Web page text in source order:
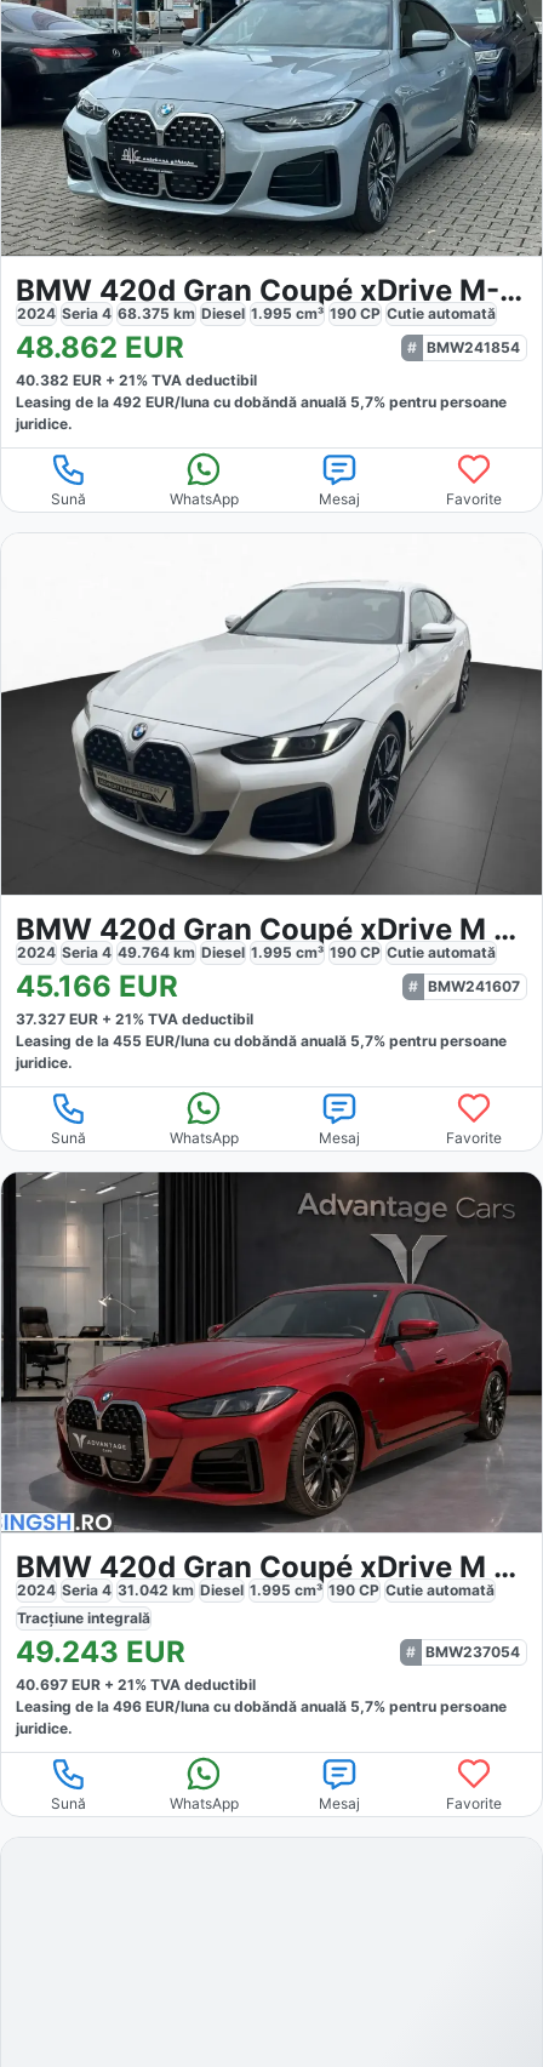
BMW 420d Gran Coupé xDrive M-Sport
2024 Seria 4 68.375 km Diesel 1.995 cm³ 190 CP Cutie automată
48.862 EUR
BMW241854
40.382 EUR + 21% TVA deductibil
Leasing de la 492 EUR/luna cu dobăndă anuală 5,7% pentru persoane
juridice.
Sună WhatsApp Mesaj Favorite
BMW 420d Gran Coupé xDrive M Sport
2024 Seria 4 49.764 km Diesel 1.995 cm³ 190 CP Cutie automată
45.166 EUR
BMW241607
37.327 EUR + 21% TVA deductibil
Leasing de la 455 EUR/luna cu dobăndă anuală 5,7% pentru persoane
juridice.
Sună WhatsApp Mesaj Favorite
BMW 420d Gran Coupé xDrive M Sport
2024 Seria 4 31.042 km Diesel 1.995 cm³ 190 CP Cutie automată
Tracțiune integrală
49.243 EUR
BMW237054
40.697 EUR + 21% TVA deductibil
Leasing de la 496 EUR/luna cu dobăndă anuală 5,7% pentru persoane
juridice.
Sună WhatsApp Mesaj Favorite